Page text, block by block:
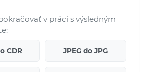
v práci s výsledným
CDR JPEG do JPG